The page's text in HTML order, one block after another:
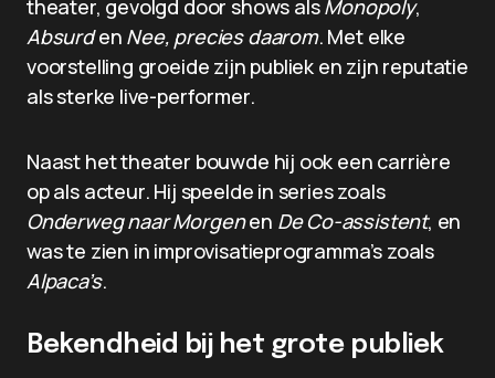
theater, gevolgd door shows alsMonopoly,
Absurden Nee, precies daarom. Met elke
voorstelling groeide zijn publiek en zijn reputatie
als sterke live-performer.
Naast het theater bouwde hij ook een carrière
op als acteur. Hij speelde in series zoals
Onderweg naar Morgenen De Co-assistent, en
was te zien in improvisatieprogramma’s zoals
Alpaca’s.
Bekendheid bij het grote publiek